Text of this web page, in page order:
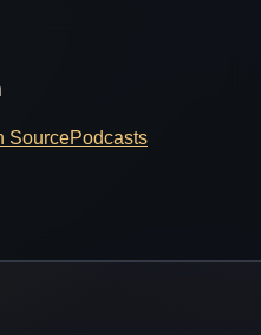
SourcePodcasts